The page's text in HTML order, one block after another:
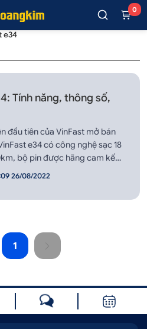
0
e34
Tính năng, thông số,
đầu tiên của VinFast mở bán
e34 có công nghệ sạc 18
bộ pin được hãng cam kết
tích điện dưới 70%, bảo
Vinfast e34 hiện có nhiều
26/08/2022
1